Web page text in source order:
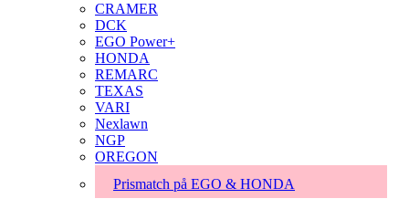
CRAMER
DCK
EGO Power+
HONDA
REMARC
TEXAS
VARI
Nexlawn
NGP
OREGON
Prismatch på EGO & HONDA